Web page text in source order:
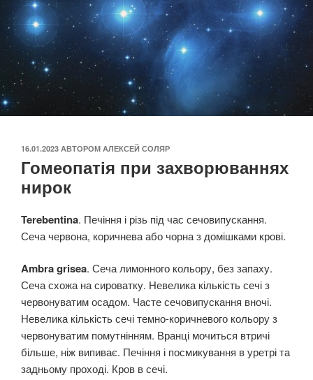
ОПУБЛІКОВАНО
16.01.2023 АВТОРОМ АЛЕКСЕЙ СОЛЯР
Гомеопатія при захворюваннях
нирок
Terebentina. Печіння і різь під час сечовипускання.
Сеча червона, коричнева або чорна з домішками крові.
Ambra grisea. Сеча лимонного кольору, без запаху.
Сеча схожа на сироватку. Невелика кількість сечі з
червонуватим осадом. Часте сечовипускання вночі.
Невелика кількість сечі темно-коричневого кольору з
червонуватим помутнінням. Вранці мочиться втричі
більше, ніж випиває. Печіння і посмикування в уретрі та
задньому проході. Кров в сечі.